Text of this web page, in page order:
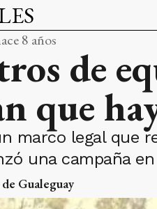
8 años
de
que
marco legal que
una campaña
Gualeguay